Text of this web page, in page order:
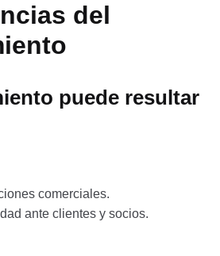
del
puede resultar
comerciales.
ante clientes y socios.